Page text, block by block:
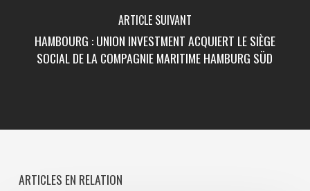
ARTICLE SUIVANT
HAMBOURG : UNION INVESTMENT ACQUIERT LE SIÈGE
SOCIAL DE LA COMPAGNIE MARITIME HAMBURG SÜD
ARTICLES EN RELATION